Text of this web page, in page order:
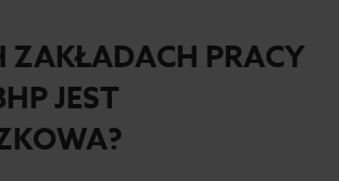
ZAKŁADACH PRACY
JEST